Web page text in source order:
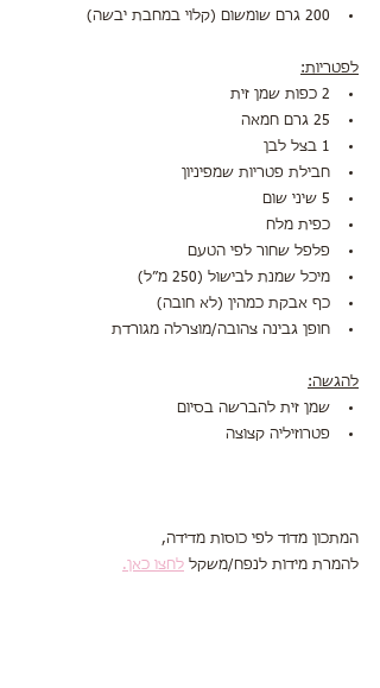
200 גרם שומשום (קלוי במחבת יבשה)
לפטריות:
2 כפות שמן זית
25 גרם חמאה
1 בצל לבן
חבילת פטריות שמפיניון
5 שיני שום
כפית מלח
פלפל שחור לפי הטעם
מיכל שמנת לבישול (250 מ״ל)
כף אבקת כמהין (לא חובה)
חופן גבינה צהובה/מוצרלה מגורדת
להגשה:
שמן זית להברשה בסיום
פטרוזיליה קצוצה
המתכון מדוד לפי כוסות מדידה,
להמרת מידות לנפח/משקל לחצו כאן.